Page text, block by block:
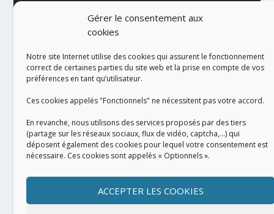
Gérer le consentement aux
cookies
Notre site Internet utilise des cookies qui assurent le fonctionnement
correct de certaines parties du site web et la prise en compte de vos
préférences en tant qu’utilisateur.
Ces cookies appelés "Fonctionnels" ne nécessitent pas votre accord.
En revanche, nous utilisons des services proposés par des tiers
(partage sur les réseaux sociaux, flux de vidéo, captcha,...) qui
déposent également des cookies pour lequel votre consentement est
nécessaire. Ces cookies sont appelés « Optionnels ».
ACCEPTER LES COOKIES